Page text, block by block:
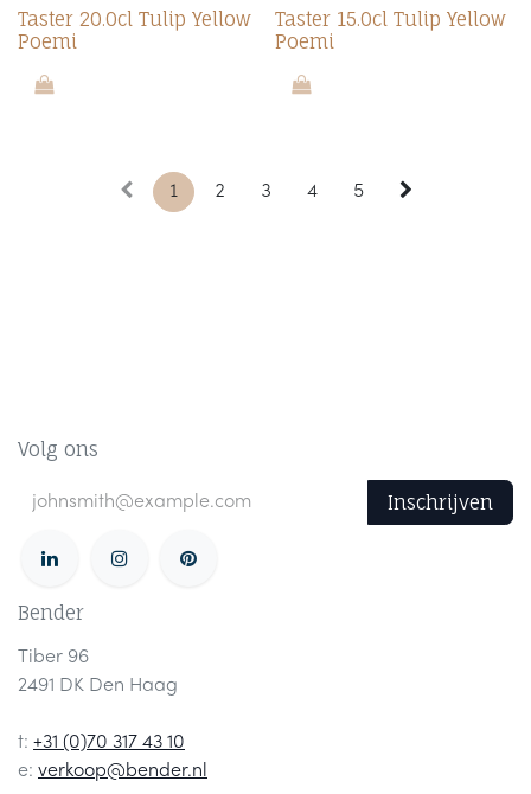
Nieuw!
Taster 20.0cl Tulip Yellow
Poemi
Nieuw!
Taster 15.0cl Tulip Yellow
Poemi
1 2 3 4 5
Volg ons
Inschrijven
Bender
Tiber 96
2491 DK Den Haag
t: +31 (0)70 317 43 10
e: verkoop@bender.nl